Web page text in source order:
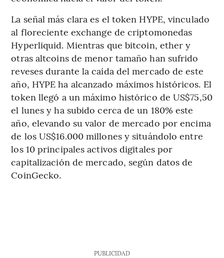
La señal más clara es el token HYPE, vinculado
al floreciente exchange de criptomonedas
Hyperliquid. Mientras que bitcoin, ether y
otras altcoins de menor tamaño han sufrido
reveses durante la caída del mercado de este
año, HYPE ha alcanzado máximos históricos. El
token llegó a un máximo histórico de US$75,50
el lunes y ha subido cerca de un 180% este
año, elevando su valor de mercado por encima
de los US$16.000 millones y situándolo entre
los 10 principales activos digitales por
capitalización de mercado, según datos de
CoinGecko.
PUBLICIDAD